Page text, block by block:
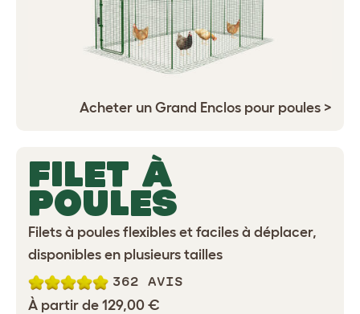
Acheter un Grand Enclos pour poules >
FILET À
POULES
Filets à poules flexibles et faciles à déplacer,
disponibles en plusieurs tailles
362 AVIS
À partir de 129,00 €